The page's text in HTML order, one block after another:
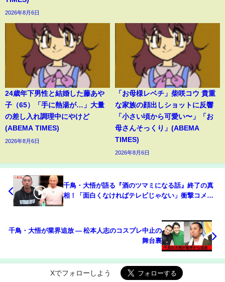
2026年8月6日
24歳年下男性と結婚した藤あや
子（65）「手に熱湯が…」大量
の差し入れ調理中にやけど
(ABEMA TIMES)
2026年8月6日
「お母様レベチ」柴咲コウ 貴重
な家族の顔出しショットに反響
「小さい頃から可愛い〜」「お
母さんそっくり」(ABEMA
TIMES)
2026年8月6日
千鳥・大悟が語る『酒のツマミになる話』終了の真
相！「面白くなければテレビじゃない」衝撃コメン
千鳥・大悟が業界追放 ― 松本人志のコスプレ中止の
舞台裏
Xでフォローしよう